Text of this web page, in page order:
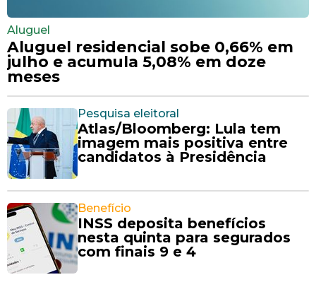
Aluguel
Aluguel residencial sobe 0,66% em
julho e acumula 5,08% em doze
meses
Pesquisa eleitoral
Atlas/Bloomberg: Lula tem
imagem mais positiva entre
candidatos à Presidência
Benefício
INSS deposita benefícios
nesta quinta para segurados
com finais 9 e 4